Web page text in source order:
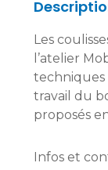
Les
l’atelier
techniques
travail du
proposés
Infos et